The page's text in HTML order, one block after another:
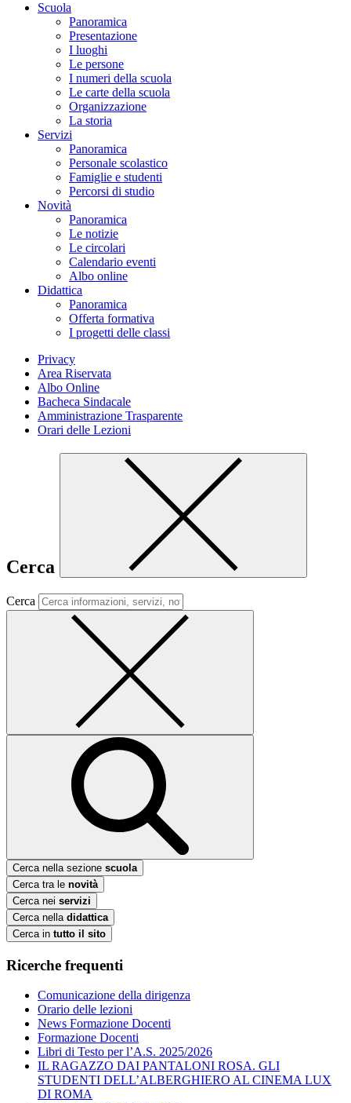
Scuola
Panoramica
Presentazione
I luoghi
Le persone
I numeri della scuola
Le carte della scuola
Organizzazione
La storia
Servizi
Panoramica
Personale scolastico
Famiglie e studenti
Percorsi di studio
Novità
Panoramica
Le notizie
Le circolari
Calendario eventi
Albo online
Didattica
Panoramica
Offerta formativa
I progetti delle classi
Privacy
Area Riservata
Albo Online
Bacheca Sindacale
Amministrazione Trasparente
Orari delle Lezioni
Cerca
Cerca
Cerca nella sezione scuola
Cerca tra le novità
Cerca nei servizi
Cerca nella didattica
Cerca in tutto il sito
Ricerche frequenti
Comunicazione della dirigenza
Orario delle lezioni
News Formazione Docenti
Formazione Docenti
Libri di Testo per l’A.S. 2025/2026
IL RAGAZZO DAI PANTALONI ROSA. GLI
STUDENTI DELL’ALBERGHIERO AL CINEMA LUX
DI ROMA